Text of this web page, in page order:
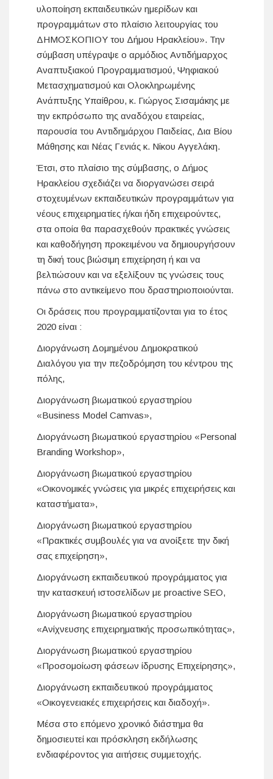
υλοποίηση εκπαιδευτικών ημερίδων και
προγραμμάτων στο πλαίσιο λειτουργίας του
ΔΗΜΟΣΚΟΠΙΟΥ του Δήμου Ηρακλείου». Την
σύμβαση υπέγραψε ο αρμόδιος Αντιδήμαρχος
Αναπτυξιακού Προγραμματισμού, Ψηφιακού
Μετασχηματισμού και Ολοκληρωμένης
Ανάπτυξης Υπαίθρου, κ. Γιώργος Σισαμάκης με
την εκπρόσωπο της αναδόχου εταιρείας,
παρουσία του Αντιδημάρχου Παιδείας, Δια Βίου
Μάθησης και Νέας Γενιάς κ. Νίκου Αγγελάκη.
Έτσι, στο πλαίσιο της σύμβασης, ο Δήμος
Ηρακλείου σχεδιάζει να διοργανώσει σειρά
στοχευμένων εκπαιδευτικών προγραμμάτων για
νέους επιχειρηματίες ή/και ήδη επιχειρούντες,
στα οποία θα παρασχεθούν πρακτικές γνώσεις
και καθοδήγηση προκειμένου να δημιουργήσουν
τη δική τους βιώσιμη επιχείρηση ή και να
βελτιώσουν και να εξελίξουν τις γνώσεις τους
πάνω στο αντικείμενο που δραστηριοποιούνται.
Οι δράσεις που προγραμματίζονται για το έτος
2020 είναι :
Διοργάνωση Δομημένου Δημοκρατικού
Διαλόγου για την πεζοδρόμηση του κέντρου της
πόλης,
Διοργάνωση βιωματικού εργαστηρίου
«Business Model Camvas»,
Διοργάνωση βιωματικού εργαστηρίου «Personal
Branding Workshop»,
Διοργάνωση βιωματικού εργαστηρίου
«Οικονομικές γνώσεις για μικρές επιχειρήσεις και
καταστήματα»,
Διοργάνωση βιωματικού εργαστηρίου
«Πρακτικές συμβουλές για να ανοίξετε την δική
σας επιχείρηση»,
Διοργάνωση εκπαιδευτικού προγράμματος για
την κατασκευή ιστοσελίδων με proactive SEO,
Διοργάνωση βιωματικού εργαστηρίου
«Ανίχνευσης επιχειρηματικής προσωπικότητας»,
Διοργάνωση βιωματικού εργαστηρίου
«Προσομοίωση φάσεων ίδρυσης Επιχείρησης»,
Διοργάνωση εκπαιδευτικού προγράμματος
«Οικογενειακές επιχειρήσεις και διαδοχή».
Μέσα στο επόμενο χρονικό διάστημα θα
δημοσιευτεί και πρόσκληση εκδήλωσης
ενδιαφέροντος για αιτήσεις συμμετοχής.